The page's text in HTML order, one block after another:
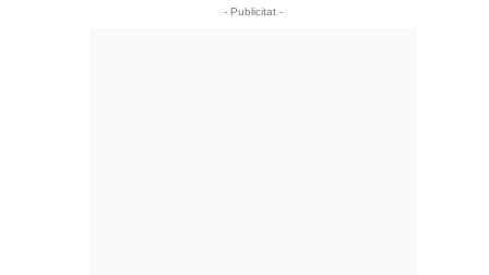
- Publicitat -